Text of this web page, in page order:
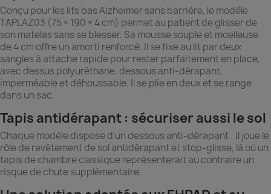
Conçu pour les lits bas Alzheimer sans barrière, le modèle
TAPLAZ03 (75 × 190 × 4 cm) permet au patient de glisser de
son matelas sans se blesser. Sa mousse souple et moelleuse
de 4 cm offre un amorti renforcé. Il se fixe au lit par deux
sangles à attache rapide pour rester parfaitement en place,
avec dessus polyuréthane, dessous anti-dérapant,
imperméable et déhoussable. Il se plie en deux et se range
dans un sac.
Tapis antidérapant : sécuriser aussi le sol
Chaque modèle dispose d'un dessous anti-dérapant : il joue le
rôle de revêtement de sol antidérapant et stop-glisse, là où un
tapis de chambre classique représenterait au contraire un
risque de chute supplémentaire.